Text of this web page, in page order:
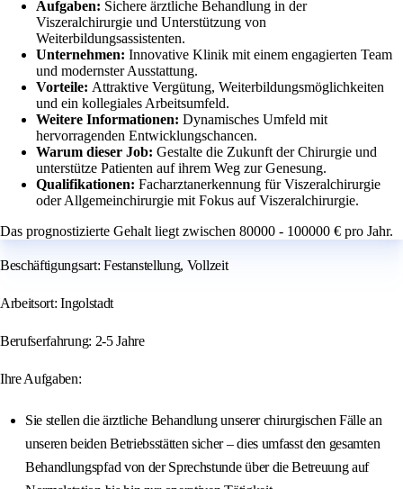
Aufgaben: Sichere ärztliche Behandlung in der
Viszeralchirurgie und Unterstützung von
Weiterbildungsassistenten.
Unternehmen: Innovative Klinik mit einem engagierten Team
und modernster Ausstattung.
Vorteile: Attraktive Vergütung, Weiterbildungsmöglichkeiten
und ein kollegiales Arbeitsumfeld.
Weitere Informationen: Dynamisches Umfeld mit
hervorragenden Entwicklungschancen.
Warum dieser Job: Gestalte die Zukunft der Chirurgie und
unterstütze Patienten auf ihrem Weg zur Genesung.
Qualifikationen: Facharztanerkennung für Viszeralchirurgie
oder Allgemeinchirurgie mit Fokus auf Viszeralchirurgie.
Das prognostizierte Gehalt liegt zwischen 80000 - 100000 € pro Jahr.
Beschäftigungsart: Festanstellung, Vollzeit
Arbeitsort: Ingolstadt
Berufserfahrung: 2-5 Jahre
Ihre Aufgaben:
Sie stellen die ärztliche Behandlung unserer chirurgischen Fälle an
unseren beiden Betriebsstätten sicher – dies umfasst den gesamten
Behandlungspfad von der Sprechstunde über die Betreuung auf